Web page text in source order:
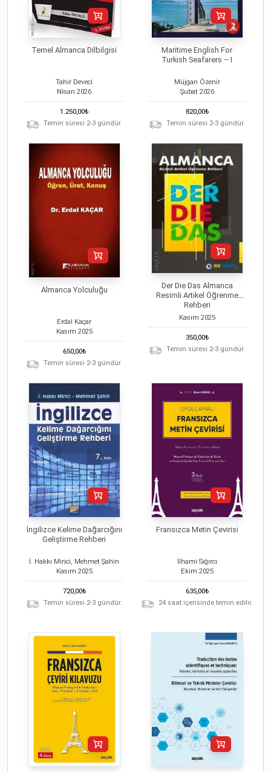
Temel Almanca Dilbilgisi
Tahir Deveci
Nisan 2026
1.250,00₺
Temin süresi 2-3 gündür.
Maritime English For
Turkish Seafarers – I
Müjgan Özenir
Şubat 2026
820,00₺
Temin süresi 2-3 gündür.
Almanca Yolculuğu
Erdal Kaçar
Kasım 2025
650,00₺
Temin süresi 2-3 gündür.
Der Die Das Almanca
Resimli Artikel Öğrenme
Rehberi
Kasım 2025
350,00₺
Temin süresi 2-3 gündür.
İngilizce Kelime Dağarcığını
Geliştirme Rehberi
İ. Hakkı Mirici, Mehmet Şahin
Kasım 2025
720,00₺
Temin süresi 2-3 gündür.
Fransızca Metin Çevirisi
İlhami Sığırcı
Ekim 2025
635,00₺
24 saat içerisinde temin edilir.